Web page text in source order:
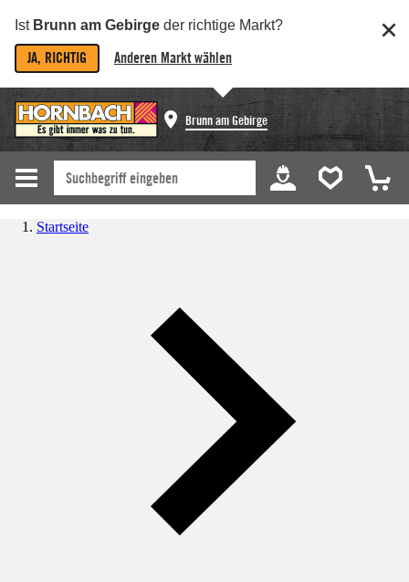
Ist Brunn am Gebirge der richtige Markt?
JA, RICHTIG Anderen Markt wählen
Brunn am Gebirge
Startseite